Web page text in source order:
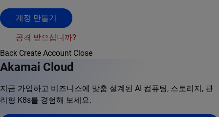
계정 만들기
공격 받으십니까?
Back Create Account Close
Akamai Cloud
지금 가입하고 비즈니스에 맞춤 설계된 AI 컴퓨팅, 스토리지, 관
리형 K8s를 경험해 보세요.